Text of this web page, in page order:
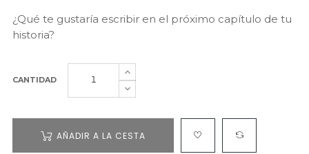
¿Qué te gustaría escribir en el próximo capítulo de tu
historia?
CANTIDAD
AÑADIR A LA CESTA